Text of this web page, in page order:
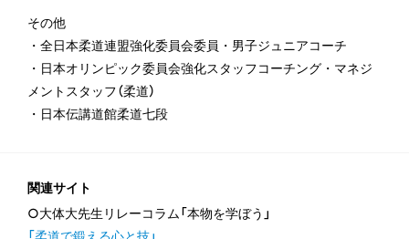
その他
・全日本柔道連盟強化委員会委員・男子ジュニアコーチ
・日本オリンピック委員会強化スタッフコーチング・マネジ
メントスタッフ（柔道）
・日本伝講道館柔道七段
関連サイト
○大体大先生リレーコラム「本物を学ぼう」
「柔道で鍛える心と技」